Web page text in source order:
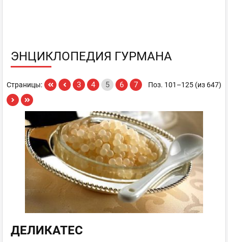
ЭНЦИКЛОПЕДИЯ ГУРМАНА
Поз. 101–125 (из 647)
Страницы: 3 4 5 6 7
ДЕЛИКАТЕС